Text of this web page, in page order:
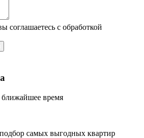
соглашаетесь с обработкой
время
самых выгодных квартир